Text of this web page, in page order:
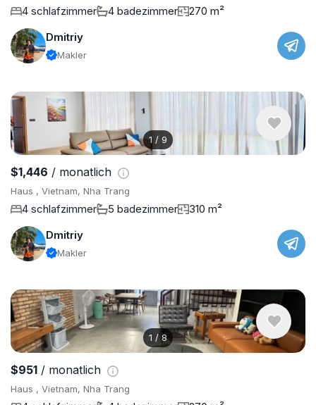
4 schlafzimmer 4 badezimmer
270 m²
Dmitriy
Makler
1 / 9
$1,446 / monatlich
Haus , Vietnam, Nha Trang
4 schlafzimmer 5 badezimmer
310 m²
Dmitriy
Makler
1 /8
$951 / monatlich
Haus , Vietnam, Nha Trang